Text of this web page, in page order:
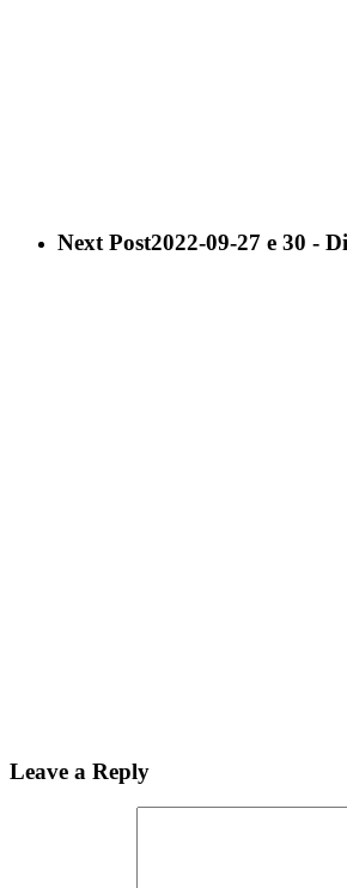
Next Post2022-09-27 e 30 -
Leave a Reply